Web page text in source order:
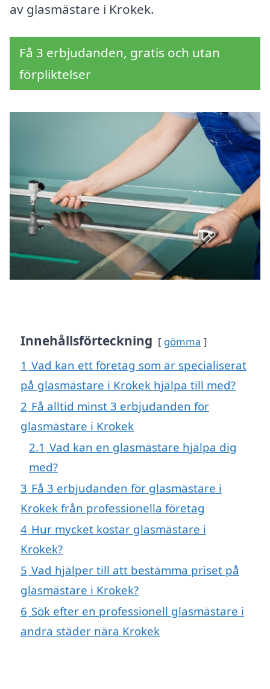
av glasmästare i Krokek.
Få 3 erbjudanden, gratis och utan
förpliktelser
Innehållsförteckning gömma
1 Vad kan ett företag som är specialiserat
på glasmästare i Krokek hjälpa till med?
2 Få alltid minst 3 erbjudanden för
glasmästare i Krokek
2.1 Vad kan en glasmästare hjälpa dig
med?
3 Få 3 erbjudanden för glasmästare i
Krokek från professionella företag
4 Hur mycket kostar glasmästare i
Krokek?
5 Vad hjälper till att bestämma priset på
glasmästare i Krokek?
6 Sök efter en professionell glasmästare i
andra städer nära Krokek